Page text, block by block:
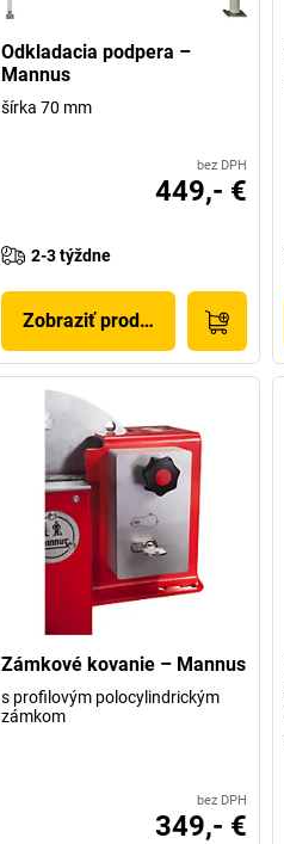
Odkladacia podpera –
Mannus
šírka 70 mm
bez DPH
449,- €
2-3 týždne
Zobraziť produkt
Zámkové kovanie – Mannus
s profilovým polocylindrickým
zámkom
bez DPH
349,- €